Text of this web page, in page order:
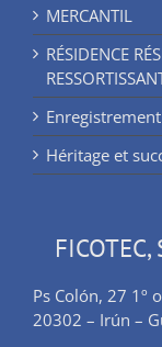
MERCANTIL
RÉSIDENCE
Héritage et
FICOTEC,
Ps Colón, 27 1º
20302 – Irún –